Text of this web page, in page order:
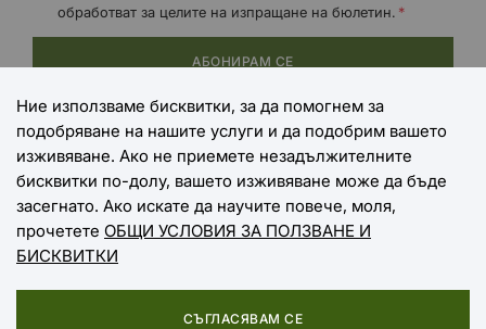
обработват за целите на изпращане на бюлетин.
АБОНИРАМ СЕ
НАЧИНИ НА ПЛАЩАНЕ
НАЧИНИ НА ДОСТАВКА
Ние използваме бисквитки, за да помогнем за
подобряване на нашите услуги и да подобрим вашето
изживяване. Ако не приемете незадължителните
бисквитки по-долу, вашето изживяване може да бъде
засегнато. Ако искате да научите повече, моля,
прочетете ОБЩИ УСЛОВИЯ ЗА ПОЛЗВАНЕ И
БИСКВИТКИ
СЪГЛАСЯВАМ СЕ